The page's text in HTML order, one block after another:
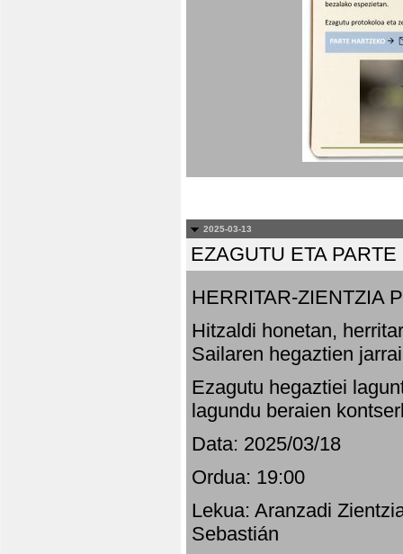
2025-03-13
EZAGUTU ETA
HERRITAR-ZIENTZIA
Hitzaldi honetan,
Sailaren hegaztien
Ezagutu hegaztiei
lagundu beraien
Data: 2025/03/18
Ordua: 19:00
Lekua: Aranzadi
Sebastián